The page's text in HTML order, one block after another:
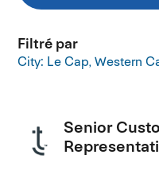
Filtré par
City: Le Cap, Western
Senior